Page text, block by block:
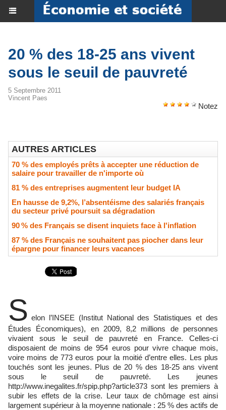
20 % des 18-25 ans vivent
sous le seuil de pauvreté
5 Septembre 2011
Vincent Paes
Notez
AUTRES ARTICLES
70 % des employés prêts à accepter une réduction de
salaire pour travailler de n'importe où
81 % des entreprises augmentent leur budget IA
En hausse de 9,2%, l’absentéisme des salariés français
du secteur privé poursuit sa dégradation
90 % des Français se disent inquiets face à l'inflation
87 % des Français ne souhaitent pas piocher dans leur
épargne pour financer leurs vacances
S elon l’INSEE (Institut National des Statistiques et des
Études Économiques), en 2009, 8,2 millions de personnes
vivaient sous le seuil de pauvreté en France. Celles-ci
disposaient de moins de 954 euros pour vivre chaque mois,
voire moins de 773 euros pour la moitié d’entre elles. Les plus
touchés sont les jeunes. Plus de 20 % des 18-25 ans vivent
sous le seuil de pauvreté. Les jeunes
http://www.inegalites.fr/spip.php?article373 sont les premiers à
subir les effets de la crise. Leur taux de chômage est ainsi
largement supérieur à la moyenne nationale : 25 % des actifs de